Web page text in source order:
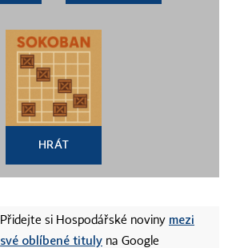
HRÁT
Přidejte si Hospodářské noviny mezi
své oblíbené tituly na Google